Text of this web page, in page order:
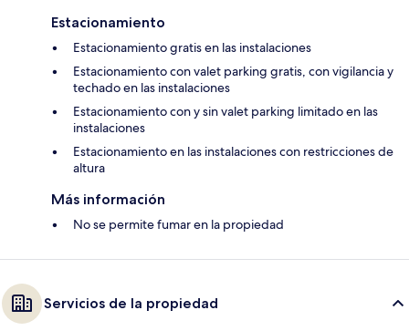
Estacionamiento
Estacionamiento gratis en las instalaciones
Estacionamiento con valet parking gratis, con vigilancia y
techado en las instalaciones
Estacionamiento con y sin valet parking limitado en las
instalaciones
Estacionamiento en las instalaciones con restricciones de
altura
Más información
No se permite fumar en la propiedad
Servicios de la propiedad